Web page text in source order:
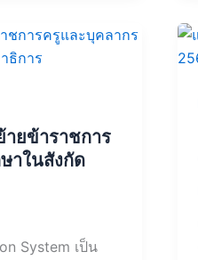
ายข้าราชการ
าในสังกัด
System เป็น